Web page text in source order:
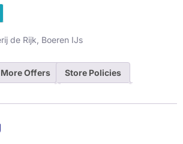
de Rijk Boeren IJs
More Offers Store Policies